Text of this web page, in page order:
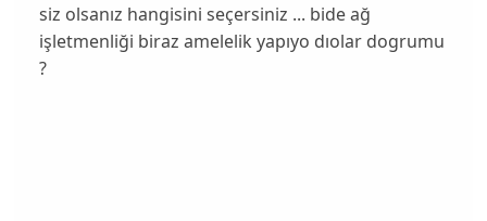
siz olsanız hangisini seçersiniz ... bide ağ
işletmenliği biraz amelelik yapıyo dıolar dogrumu
?